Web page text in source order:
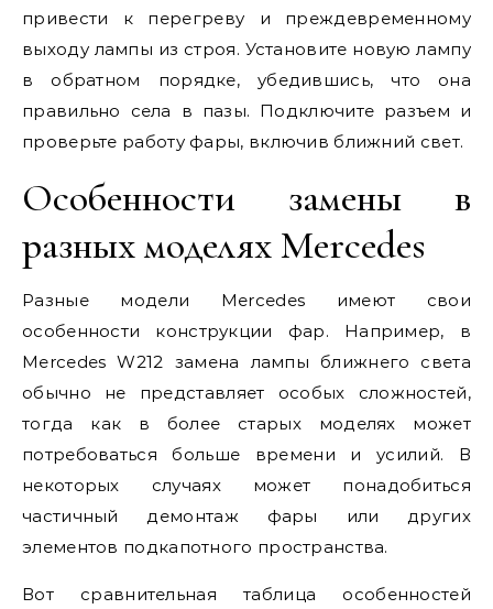
привести к перегреву и преждевременному
выходу лампы из строя. Установите новую лампу
в обратном порядке, убедившись, что она
правильно села в пазы. Подключите разъем и
проверьте работу фары, включив ближний свет.
Особенности замены в
разных моделях Mercedes
Разные модели Mercedes имеют свои
особенности конструкции фар. Например, в
Mercedes W212 замена лампы ближнего света
обычно не представляет особых сложностей,
тогда как в более старых моделях может
потребоваться больше времени и усилий. В
некоторых случаях может понадобиться
частичный демонтаж фары или других
элементов подкапотного пространства.
Вот сравнительная таблица особенностей